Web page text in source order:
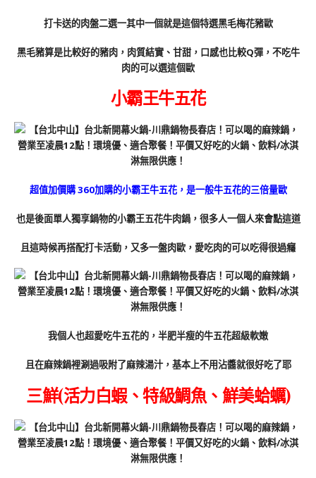
打卡送的肉盤二選一其中一個就是這個特選黑毛梅花豬歐
黑毛豬算是比較好的豬肉，肉質結實、甘甜，口感也比較Q彈，不吃牛
肉的可以選這個歐
小霸王牛五花
超值加價購 360加購的小霸王牛五花，是一般牛五花的三倍量歐
也是後面單人獨享鍋物的小霸王五花牛肉鍋，很多人一個人來會點這道
且這時候再搭配打卡活動，又多一盤肉歐，愛吃肉的可以吃得很過癮
我個人也超愛吃牛五花的，半肥半瘦的牛五花超級軟嫩
且在麻辣鍋裡涮過吸附了麻辣湯汁，基本上不用沾醬就很好吃了耶
三鮮(活力白蝦、特級鯛魚、鮮美蛤蠣)